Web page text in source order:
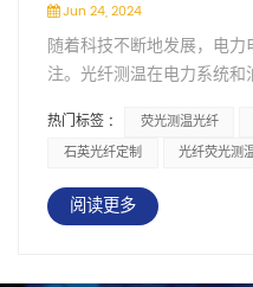
Jun 24, 2024
随着科技不断地发展，电
注。光纤测温在电力系统
下面就来给大家介绍下荧光
原理、光纤光栅测温原理
石油石化领域， 还在科研
命的光纤温度测温，一般来
热门标签 : 荧光测温光纤
石英光纤定制
光纤荧光测
阅读更多